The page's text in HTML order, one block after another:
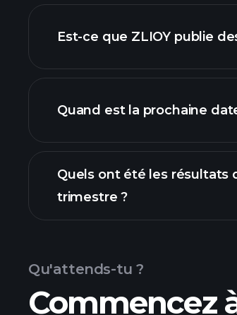
notre liste
Est-ce que ZLIOY publie
Quand est la prochaine
résultats
Quels ont été les résultats
trimestre ?
Qu'attends-tu ?
Commencez